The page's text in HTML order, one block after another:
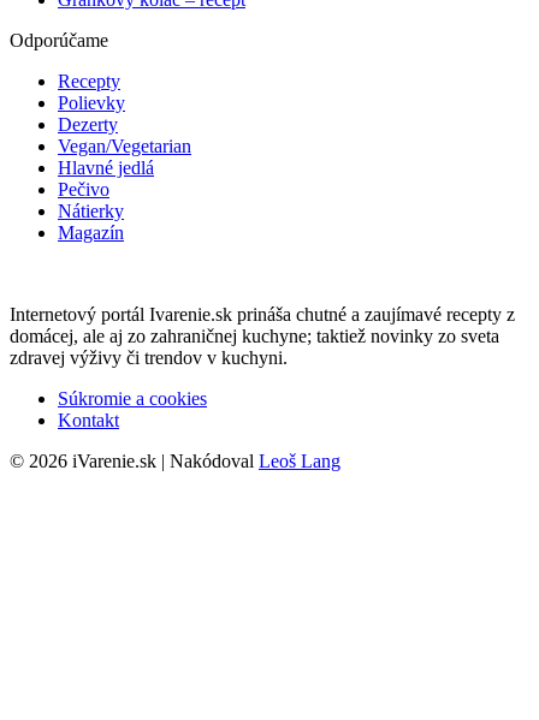
Odporúčame
Recepty
Polievky
Dezerty
Vegan/Vegetarian
Hlavné jedlá
Pečivo
Nátierky
Magazín
Internetový portál Ivarenie.sk prináša chutné a zaujímavé recepty z
domácej, ale aj zo zahraničnej kuchyne; taktiež novinky zo sveta
zdravej výživy či trendov v kuchyni.
Súkromie a cookies
Kontakt
© 2026 iVarenie.sk | Nakódoval Leoš Lang